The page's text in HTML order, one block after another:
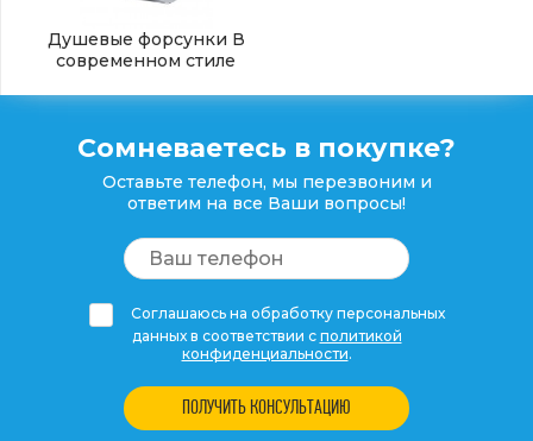
Душевые форсунки В
современном стиле
Сомневаетесь в покупке?
Оставьте телефон, мы перезвоним и
ответим на все Ваши вопросы!
Соглашаюсь на обработку персональных
данных в соответствии с политикой
конфиденциальности.
ПОЛУЧИТЬ КОНСУЛЬТАЦИЮ